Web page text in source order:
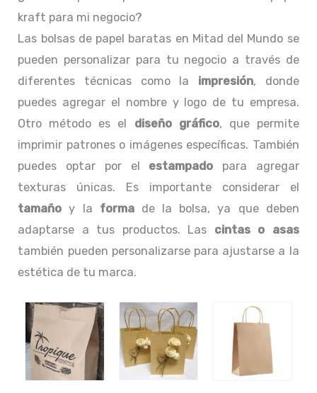
kraft para mi negocio?
Las bolsas de papel baratas en Mitad del Mundo se
pueden personalizar para tu negocio a través de
diferentes técnicas como la impresión, donde
puedes agregar el nombre y logo de tu empresa.
Otro método es el diseño gráfico, que permite
imprimir patrones o imágenes específicas. También
puedes optar por el estampado para agregar
texturas únicas. Es importante considerar el
tamaño y la formade la bolsa, ya que deben
adaptarse a tus productos. Las cintas o asas
también pueden personalizarse para ajustarse a la
estética de tu marca.